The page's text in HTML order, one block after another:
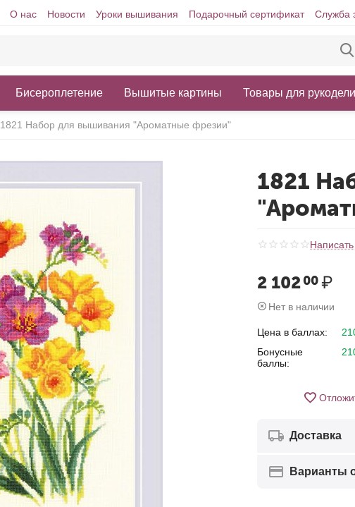
О нас Новости Уроки вышивания Подарочный сертификат Служба
Бисероплетение Вышитые картины Товары для
1821 Набор для вышивания "Ароматные фрезии"
1821
2 10200₽
Нет в наличии
Цена в баллах:
Бонусные
баллы:
Доставка
Варианты